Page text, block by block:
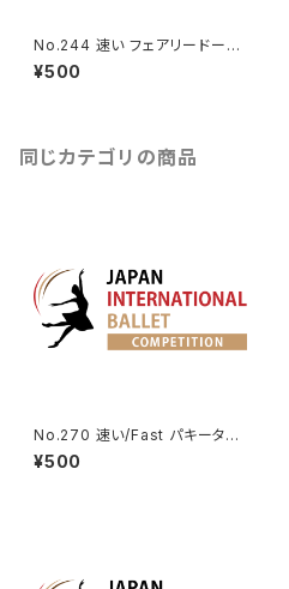
No.244 速い フェアリードール
よりVa.
¥500
同じカテゴリの商品
No.270 速い/Fast パキータよ
りカンダウル王のVa. | King Ca
ndaules Variation from Paq
¥500